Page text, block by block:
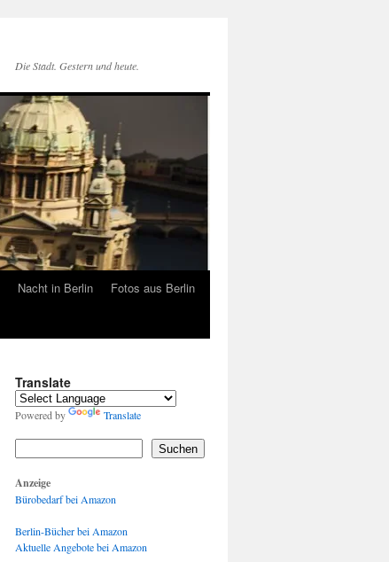
Die Stadt. Gestern und heute.
Nacht in Berlin
Fotos aus Berlin
Translate
Powered by Translate
Suchen
Anzeige
Bürobedarf bei Amazon
Berlin-Bücher bei Amazon
Aktuelle Angebote bei Amazon